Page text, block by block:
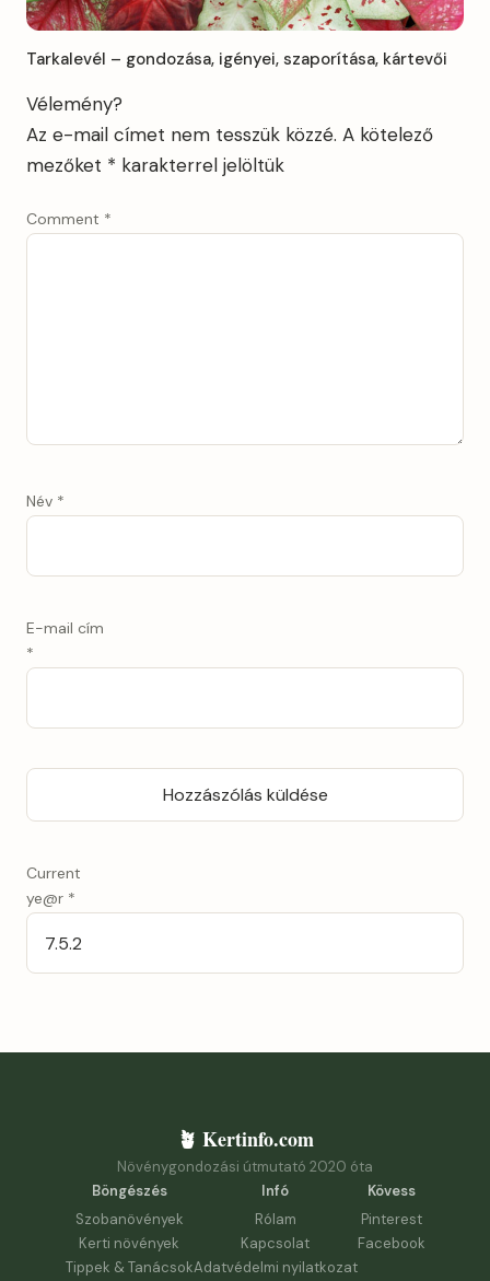
Tarkalevél – gondozása, igényei, szaporítása, kártevői
Vélemény?
Az e-mail címet nem tesszük közzé. A kötelező
mezőket * karakterrel jelöltük
Comment *
Név *
E-mail cím
*
Current
ye@r *
🪴 Kertinfo.com
Növénygondozási útmutató 2020 óta
Böngészés
Szobanövények
Kerti növények
Tippek & Tanácsok
Infó
Rólam
Kapcsolat
Adatvédelmi nyilatkozat
Kövess
Pinterest
Facebook